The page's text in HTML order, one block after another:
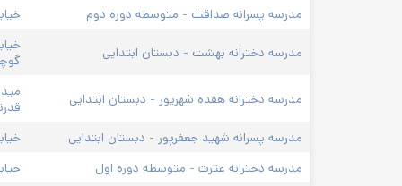
مدرسه پسرانه صداقت - متوسطه دوره دوم
مدرسه دخترانه بهشت - دبستان ابتدایی
مدرسه دخترانه هفده شهریور - دبستان ابتدایی
مدرسه پسرانه شهید جعفرپور - دبستان ابتدایی
مدرسه دخترانه عترت - متوسطه دوره اول